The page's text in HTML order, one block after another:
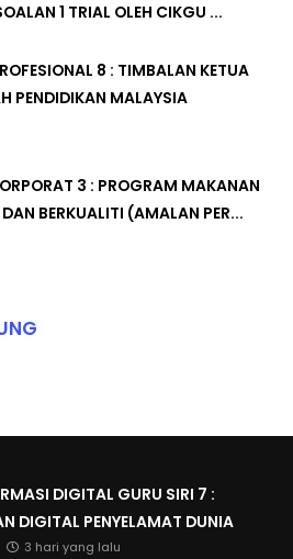
1 TRIAL OLEH CIKGU ...
8 : TIMBALAN KETUA
PENDIDIKAN MALAYSIA
3 : PROGRAM MAKANAN
BERKUALITI (AMALAN PER...
DIGITAL GURU SIRI 7 :
DIGITAL PENYELAMAT DUNIA
3 hari yang lalu